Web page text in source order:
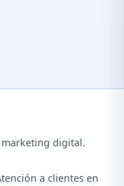
digital.
a clientes en